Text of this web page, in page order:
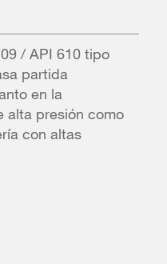
/ API 610 tipo
partida
en la
alta presión como
con altas